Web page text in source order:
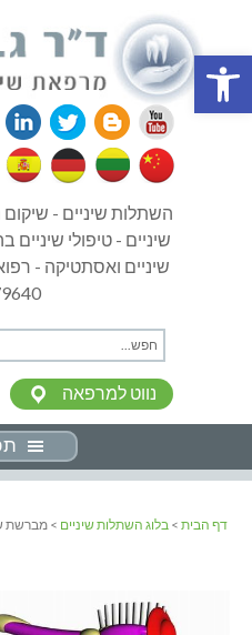
פתח סרגל
השתלות שיניים - שיקום
שיניים - טיפולי
נווט למרפאה
דף הבית > בלוג השתלות שיניים > מברשת